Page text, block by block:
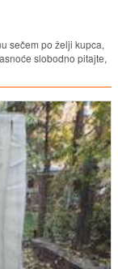
sečem po želji kupca,
slobodno pitajte,